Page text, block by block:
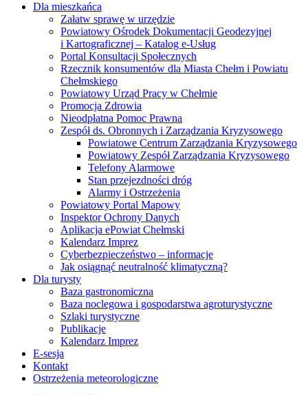
Dla mieszkańca
Załatw sprawę w urzędzie
Powiatowy Ośrodek Dokumentacji Geodezyjnej
i Kartograficznej – Katalog e-Usług
Portal Konsultacji Społecznych
Rzecznik konsumentów dla Miasta Chełm i Powiatu
Chełmskiego
Powiatowy Urząd Pracy w Chełmie
Promocja Zdrowia
Nieodpłatna Pomoc Prawna
Zespół ds. Obronnych i Zarządzania Kryzysowego
Powiatowe Centrum Zarządzania Kryzysowego
Powiatowy Zespół Zarządzania Kryzysowego
Telefony Alarmowe
Stan przejezdności dróg
Alarmy i Ostrzeżenia
Powiatowy Portal Mapowy
Inspektor Ochrony Danych
Aplikacja ePowiat Chełmski
Kalendarz Imprez
Cyberbezpieczeństwo – informacje
Jak osiągnąć neutralność klimatyczną?
Dla turysty
Baza gastronomiczna
Baza noclegowa i gospodarstwa agroturystyczne
Szlaki turystyczne
Publikacje
Kalendarz Imprez
E-sesja
Kontakt
Ostrzeżenia meteorologiczne